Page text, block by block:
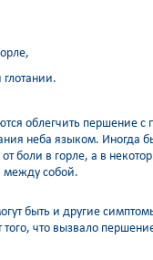
облегчить першение
неба языком. Иногда
боли в горле, а в
между собой.
быть и другие
того, что вызвало